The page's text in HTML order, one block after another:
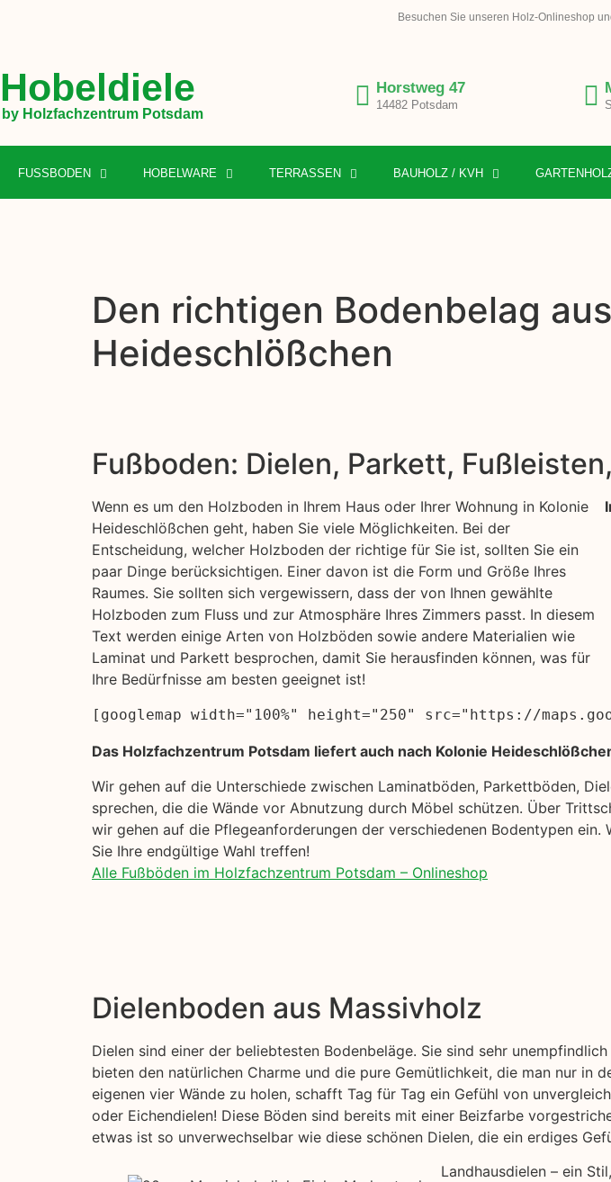
Besuchen Sie unseren Holz-Onlineshop
Hobeldiele
by Holzfachzentrum Potsdam
Horstweg 47
14482 Potsdam
FUSSBODEN HOBELWARE TERRASSEN BAUHOLZ / KVH
Den richtigen Bodenbelag
Heideschlößchen
Fußboden: Dielen, Parkett,
Wenn es um den Holzboden in Ihrem Haus oder Ihrer Wohnung in Kolonie
Heideschlößchen geht, haben Sie viele Möglichkeiten. Bei der
Entscheidung, welcher Holzboden der richtige für Sie ist, sollten Sie ein
paar Dinge berücksichtigen. Einer davon ist die Form und Größe Ihres
Raumes. Sie sollten sich vergewissern, dass der von Ihnen gewählte
Holzboden zum Fluss und zur Atmosphäre Ihres Zimmers passt. In diesem
Text werden einige Arten von Holzböden sowie andere Materialien wie
Laminat und Parkett besprochen, damit Sie herausfinden können, was für
Ihre Bedürfnisse am besten geeignet ist!
[googlemap width="100%" height="250" src="https://
Das Holzfachzentrum Potsdam liefert auch nach Kolonie
Wir gehen auf die Unterschiede zwischen Laminatböden, Parkettböden,
sprechen, die die Wände vor Abnutzung durch Möbel schützen. Über
wir gehen auf die Pflegeanforderungen der verschiedenen Bodentypen
Sie Ihre endgültige Wahl treffen!
Alle Fußböden im Holzfachzentrum Potsdam – Onlineshop
Dielenboden aus Massivholz
Dielen sind einer der beliebtesten Bodenbeläge. Sie sind sehr
bieten den natürlichen Charme und die pure Gemütlichkeit, die man nur in
eigenen vier Wände zu holen, schafft Tag für Tag ein Gefühl von
oder Eichendielen! Diese Böden sind bereits mit einer Beizfarbe
etwas ist so unverwechselbar wie diese schönen Dielen, die ein erdiges
Landhausdielen – ein